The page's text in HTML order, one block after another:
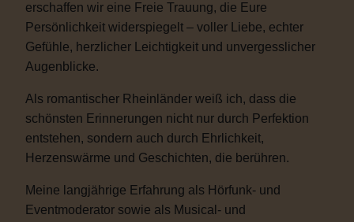
erschaffen wir eine Freie Trauung, die Eure
Persönlichkeit widerspiegelt – voller Liebe, echter
Gefühle, herzlicher Leichtigkeit und unvergesslicher
Augenblicke.
Als romantischer Rheinländer weiß ich, dass die
schönsten Erinnerungen nicht nur durch Perfektion
entstehen, sondern auch durch Ehrlichkeit,
Herzenswärme und Geschichten, die berühren.
Meine langjährige Erfahrung als Hörfunk- und
Eventmoderator sowie als Musical- und